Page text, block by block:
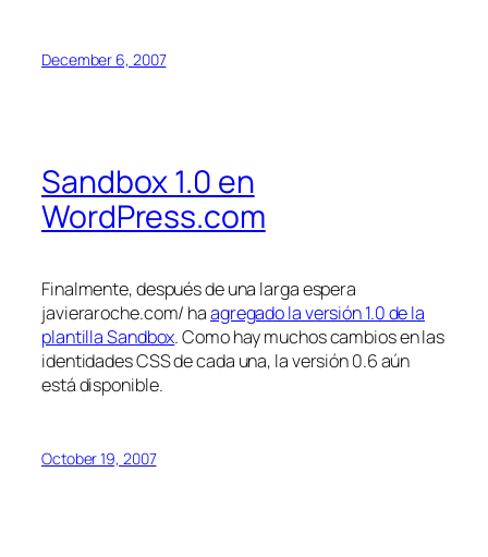
December 6, 2007
Sandbox 1.0 en
WordPress.com
Finalmente, después de una larga espera
javieraroche.com/ haagregado la versión 1.0 de la
plantilla Sandbox. Como hay muchos cambios en las
identidades CSS de cada una, la versión 0.6 aún
está disponible.
October 19, 2007